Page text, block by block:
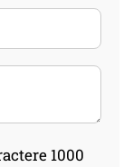
1000